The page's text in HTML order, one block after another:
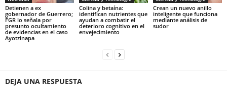
Detienen a ex
gobernador de Guerrero;
FGR lo señala por
presunto ocultamiento
de evidencias en el caso
Ayotzinapa
Colina y betaína:
identifican nutrientes que
ayudan a combatir el
deterioro cognitivo en el
envejecimiento
Crean un nuevo anillo
inteligente que funciona
mediante análisis de
sudor
DEJA UNA RESPUESTA